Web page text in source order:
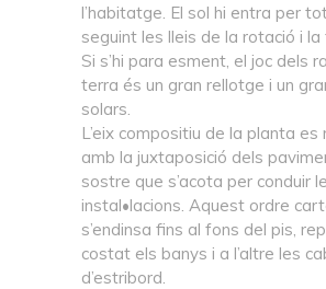
l’habitatge. El sol hi entra per
seguint les lleis de la rotació i la
Si s’hi para esment, el joc dels
terra és un gran rellotge i un
solars.
L’eix compositiu de la planta es
amb la juxtaposició dels
sostre que s’acota per conduir
instal•lacions. Aquest ordre
s’endinsa fins al fons del pis,
costat els banys i a l’altre les
d’estribord.